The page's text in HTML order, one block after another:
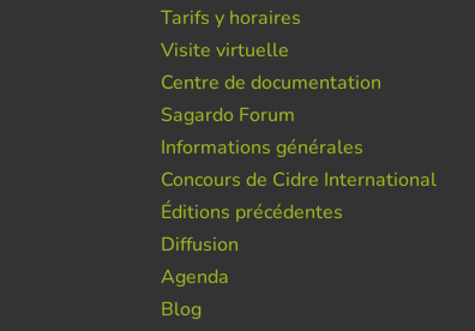
Tarifs y horaires
Visite virtuelle
Centre de documentation
Sagardo Forum
Informations générales
Concours de Cidre International
Éditions précédentes
Diffusion
Agenda
Blog